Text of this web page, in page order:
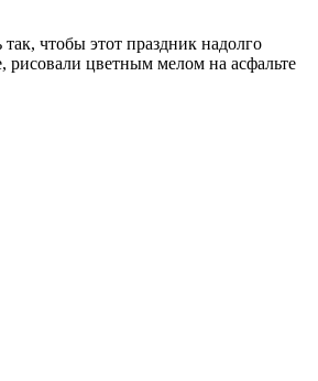
чтобы этот праздник надолго
рисовали цветным мелом на асфальте